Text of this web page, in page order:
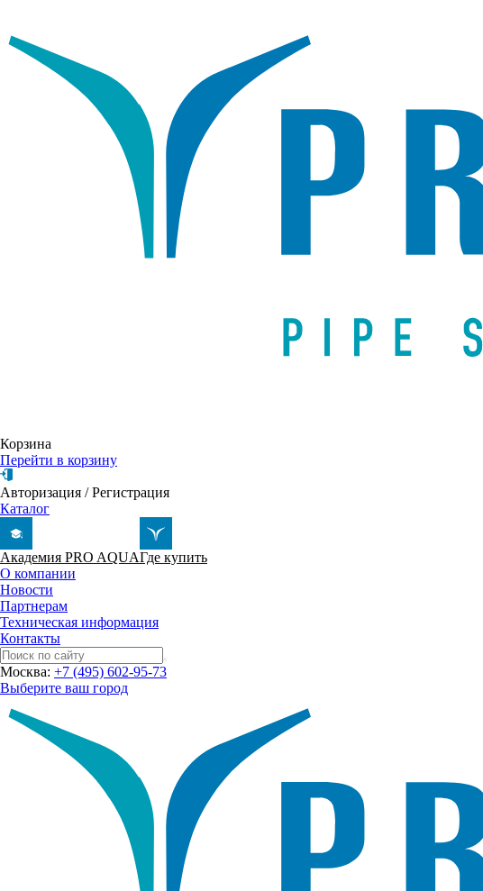
Корзина
Перейти в корзину
Авторизация /Регистрация
Каталог
Академия PRO AQUAГде купить
О компании
Новости
Партнерам
Техническая информация
Контакты
Москва: +7 (495) 602-95-73
Выберите ваш город